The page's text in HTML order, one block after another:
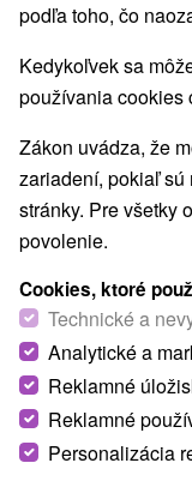
8,4 Vynikajúce·110
podľa toho, čo
Kedykoľvek sa
používania cookies
Zákon uvádza, že
zariadení, pokiaľ sú
stránky. Pre všetky
povolenie.
Cookies, ktoré
Technické a
Analytické a
Reklamné
Reklamné
Personalizácia